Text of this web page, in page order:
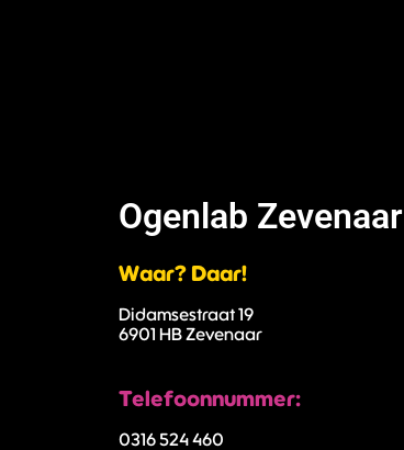
Ogenlab Zevenaar
Waar? Daar!
Didamsestraat 19
6901 HB Zevenaar
Telefoonnummer:
0316 524 460